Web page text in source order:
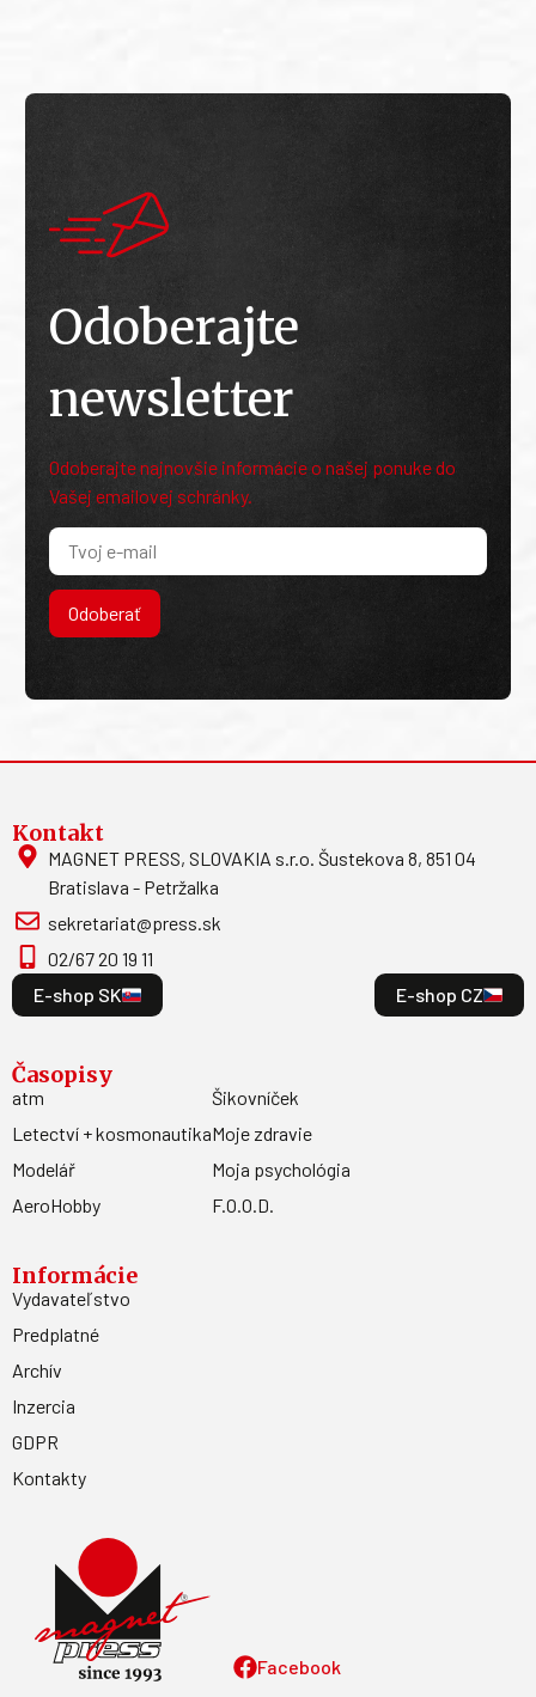
Odoberajte
newsletter
Odoberajte najnovšie informácie o našej ponuke do
Vašej emailovej schránky.
Odoberať
Facebook
Kontakt
MAGNET PRESS, SLOVAKIA s.r.o. Šustekova 8, 851 04
Bratislava - Petržalka
sekretariat@press.sk
02/67 20 19 11
E-shop SK
E-shop CZ
Časopisy
atm
Letectví + kosmonautika
Modelář
AeroHobby
Šikovníček
Moje zdravie
Moja psychológia
F.O.O.D.
Informácie
Vydavateľstvo
Predplatné
Archív
Inzercia
GDPR
Kontakty